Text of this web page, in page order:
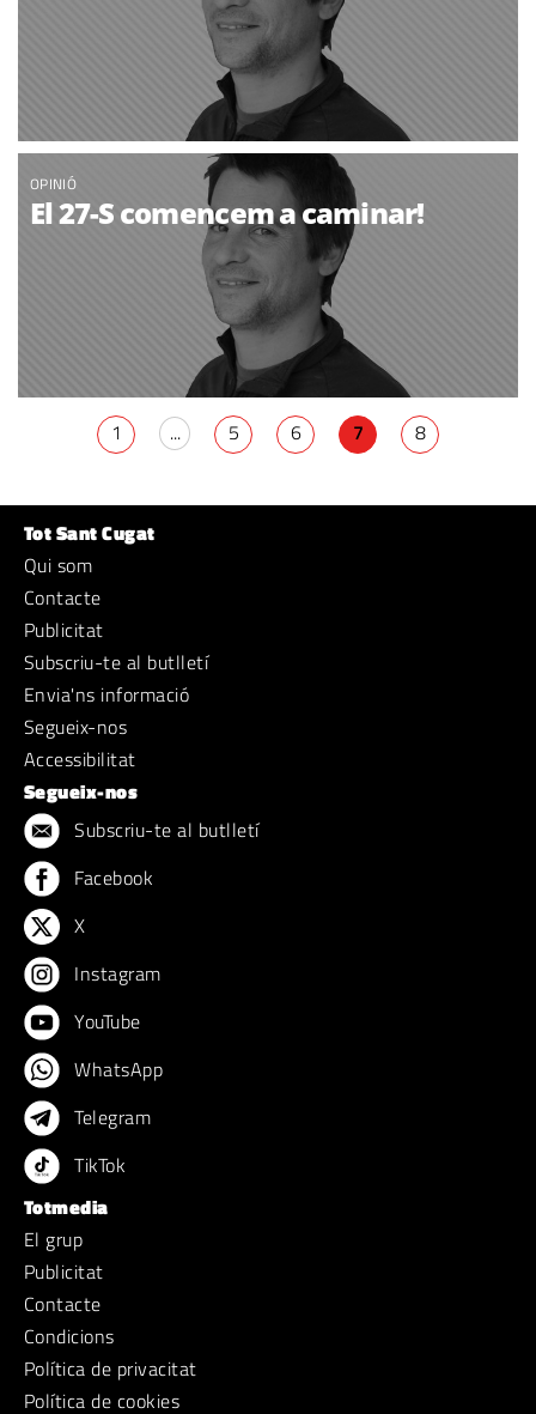
OPINIÓ
El 27-S comencem a caminar!
1 ... 5 6 7 8
Tot Sant Cugat
Qui som
Contacte
Publicitat
Subscriu-te al butlletí
Envia'ns informació
Segueix-nos
Accessibilitat
Segueix-nos
Subscriu-te al butlletí
Facebook
X
Instagram
YouTube
WhatsApp
Telegram
TikTok
Totmedia
El grup
Publicitat
Contacte
Condicions
Política de privacitat
Política de cookies